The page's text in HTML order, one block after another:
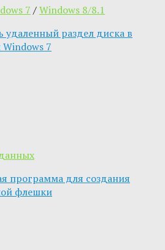
7 /Windows 8/8.1
удаленный раздел диска в
7
программа для создания
флешки